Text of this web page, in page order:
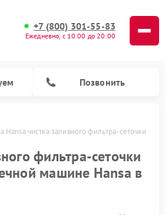
+7 (800) 301-55-83
Ежедневно, с 10:00 до 20:00
Позвонить
чистка заливного фильтра-сеточки
фильтра-сеточки
машине Hansa в